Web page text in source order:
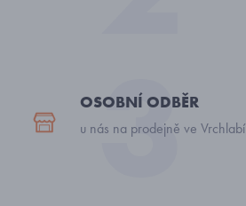
OSOBNÍ ODBĚR
u nás na prodejně ve Vrchlabí